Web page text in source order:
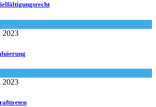
2023
2023